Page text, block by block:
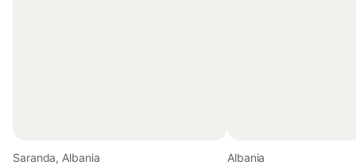
Saranda, Albania
Albania